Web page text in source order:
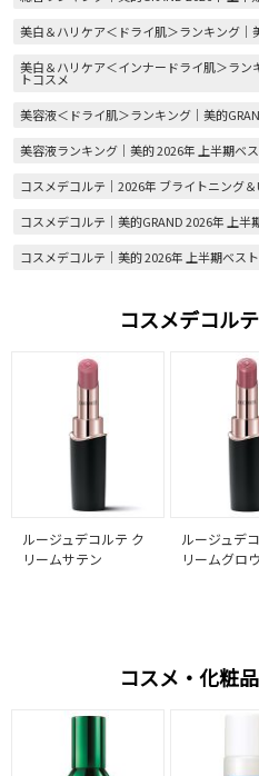
美白＆ハリケア＜ドライ肌＞ランキング｜
美白＆ハリケア＜インナードライ肌＞ラン
トコスメ
美容液＜ドライ肌＞ランキング｜美的
美容液ランキング｜美的 2026年 上半期ベ
コスメデコルテ｜2026年 ブライトニング
コスメデコルテ｜美的GRAND 2026年 上半
コスメデコルテ｜美的 2026年 上半期ベス
コスメデコル
ルージュデコルテ ク
リームサテン
ルージュデ
リームグロウ
コスメ・化粧